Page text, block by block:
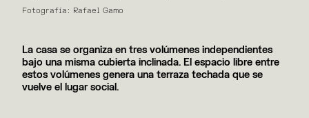
Fotografía: Rafael Gamo
La casa se organiza en tres volúmenes independientes
bajo una misma cubierta inclinada. El espacio libre entre
estos volúmenes genera una terraza techada que se
vuelve el lugar social.